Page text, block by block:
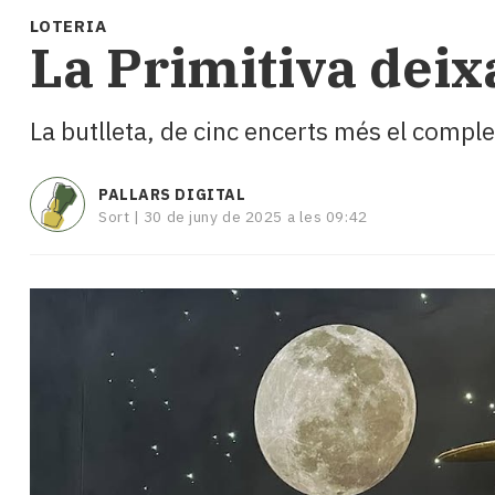
i
Cultura
Esports
Mai
tant!
i
mitjans
Enquestes
LOTERIA
La Primitiva
La butlleta, de cinc encerts més el
PALLARS DIGITAL
Sort | 30 de juny de 2025 a les 09:42